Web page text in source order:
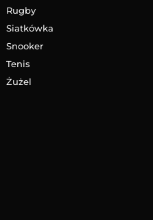
Rugby
Siatkówka
Snooker
Tenis
Żużel